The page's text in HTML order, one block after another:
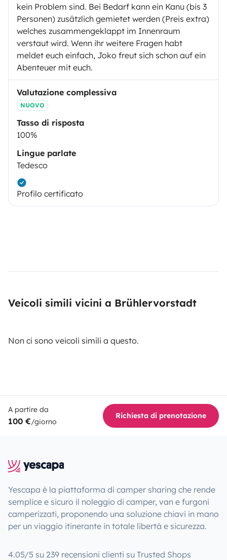
kein Problem sind. Bei Bedarf kann ein Kanu (bis 3
Personen) zusätzlich gemietet werden (Preis extra)
welches zusammengeklappt im Innenraum
verstaut wird. Wenn ihr weitere Fragen habt
meldet euch einfach, Joko freut sich schon auf ein
Abenteuer mit euch.
Valutazione complessiva
NUOVO
Tasso di risposta
100%
Lingue parlate
Tedesco
Profilo certificato
Veicoli simili vicini a Brühlervorstadt
Non ci sono veicoli simili a questo.
A partire da
100 €/giorno
Richiesta di prenotazione
Yescapa è la piattaforma di camper sharing che rende
semplice e sicuro il noleggio di camper, van e furgoni
camperizzati, proponendo una soluzione chiavi in mano
per un viaggio itinerante in totale libertà e sicurezza.
4.05/5 su 239 recensioni clienti su Trusted Shops